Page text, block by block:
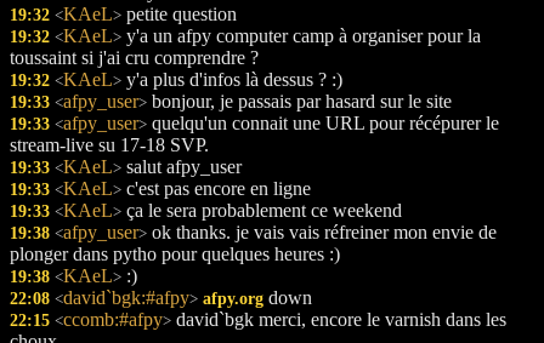
19:32 <KAeL> petite question
19:32 <KAeL> y'a un afpy computer camp à organiser pour la
toussaint si j'ai cru comprendre ?
19:32 <KAeL> y'a plus d'infos là dessus ? :)
19:33 <afpy_user> bonjour, je passais par hasard sur le site
19:33 <afpy_user> quelqu'un connait une URL pour récépurer le
stream-live su 17-18 SVP.
19:33 <KAeL> salut afpy_user
19:33 <KAeL> c'est pas encore en ligne
19:33 <KAeL> ça le sera probablement ce weekend
19:38 <afpy_user> ok thanks. je vais vais réfreiner mon envie de
plonger dans pytho pour quelques heures :)
19:38 <KAeL> :)
22:08 <david`bgk:#afpy> afpy.org down
22:15 <ccomb:#afpy> david`bgk merci, encore le varnish dans les